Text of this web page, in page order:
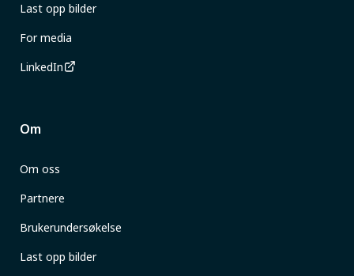
Last opp bilder
For media
LinkedIn
Om
Om oss
Partnere
Brukerundersøkelse
Last opp bilder